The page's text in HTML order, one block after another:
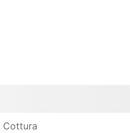
Cottura